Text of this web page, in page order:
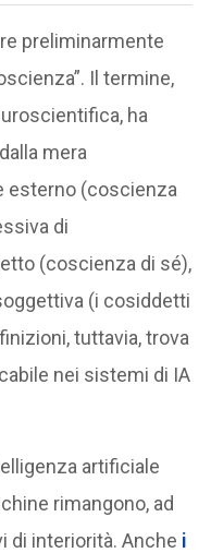
preliminarmente
Il termine,
ha
mera
esterno (coscienza
di
(coscienza di sé),
(i cosiddetti
tuttavia, trova
nei sistemi di IA
artificiale
rimangono, ad
di interiorità. Anche i